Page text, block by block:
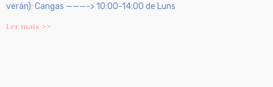
verán): Cangas ———-> 10:00-14:00 de Luns
Ler mais >>